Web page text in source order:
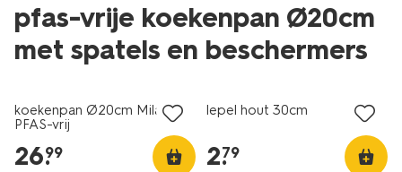
pfas-vrije koekenpan Ø20cm
met spatels en beschermers
tafelen/koken/keukengerei/spatels/houten-
spatel-
gezichtje-
Products
koekenpan Ø20cm Milano
PFAS-vrij
26.
99
lepel hout 30cm
2.
79